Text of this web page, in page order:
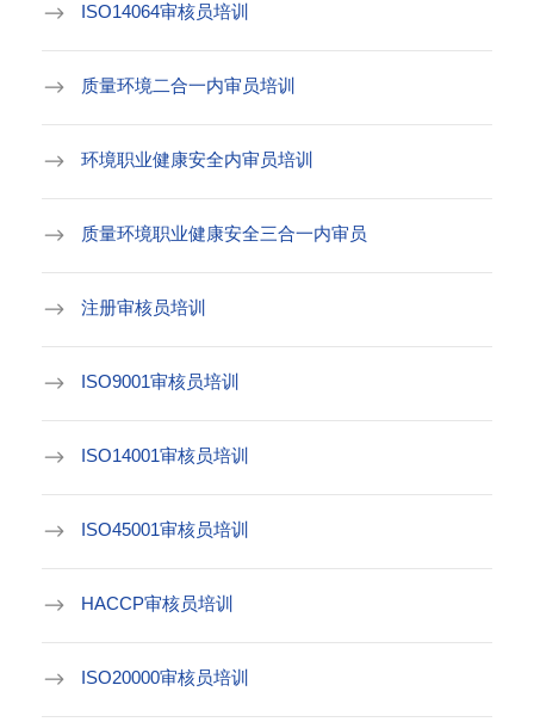
ISO14064审核员培训
质量环境二合一内审员培训
环境职业健康安全内审员培训
质量环境职业健康安全三合一内审员
注册审核员培训
ISO9001审核员培训
ISO14001审核员培训
ISO45001审核员培训
HACCP审核员培训
ISO20000审核员培训